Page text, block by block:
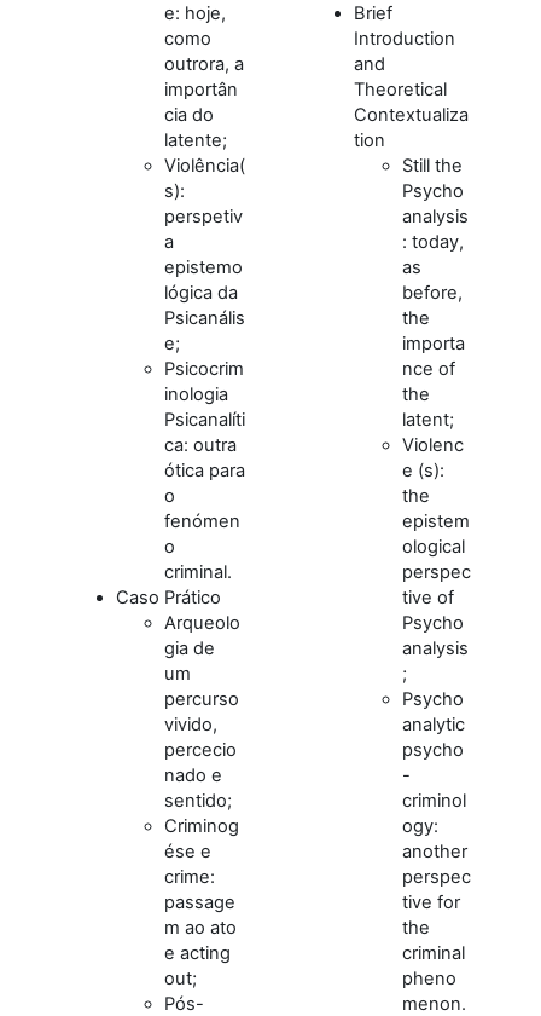
e: hoje,
como
outrora, a
importân
cia do
latente;
Violência(
s):
perspetiv
a
epistemo
lógica da
Psicanális
e;
Psicocrim
inologia
Psicanalíti
ca: outra
ótica para
o
fenómen
o
criminal.
Caso Prático
Arqueolo
gia de
um
percurso
vivido,
percecio
nado e
sentido;
Criminog
ése e
crime:
passage
m ao ato
e acting
out;
Pós-
Brief
Introduction
and
Theoretical
Contextualiza
tion
Still the
Psycho
analysis
: today,
as
before,
the
importa
nce of
the
latent;
Violenc
e (s):
the
epistem
ological
perspec
tive of
Psycho
analysis
;
Psycho
analytic
psycho
-
criminol
ogy:
another
perspec
tive for
the
criminal
pheno
menon.